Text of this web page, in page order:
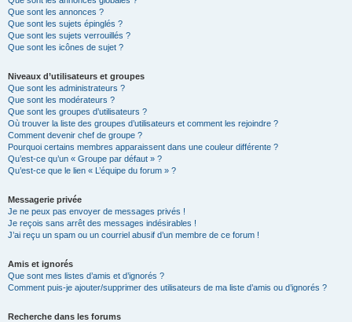
Que sont les annonces ?
Que sont les sujets épinglés ?
Que sont les sujets verrouillés ?
Que sont les icônes de sujet ?
Niveaux d’utilisateurs et groupes
Que sont les administrateurs ?
Que sont les modérateurs ?
Que sont les groupes d’utilisateurs ?
Où trouver la liste des groupes d’utilisateurs et comment les rejoindre ?
Comment devenir chef de groupe ?
Pourquoi certains membres apparaissent dans une couleur différente ?
Qu’est-ce qu’un « Groupe par défaut » ?
Qu’est-ce que le lien « L’équipe du forum » ?
Messagerie privée
Je ne peux pas envoyer de messages privés !
Je reçois sans arrêt des messages indésirables !
J’ai reçu un spam ou un courriel abusif d’un membre de ce forum !
Amis et ignorés
Que sont mes listes d’amis et d’ignorés ?
Comment puis-je ajouter/supprimer des utilisateurs de ma liste d’amis ou d’ignorés ?
Recherche dans les forums